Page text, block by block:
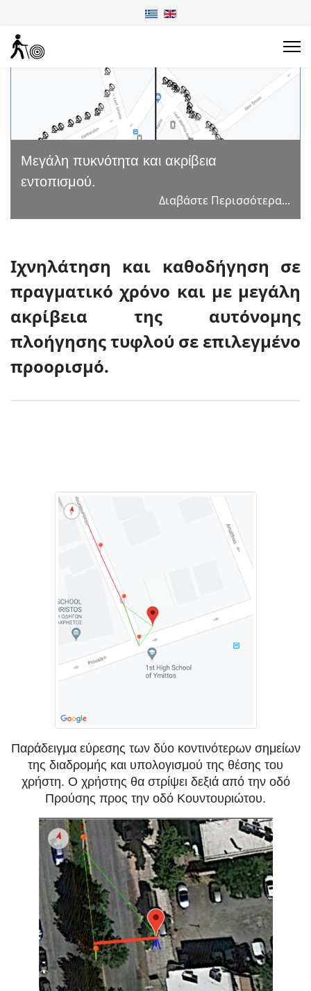
Μεγάλη πυκνότητα και ακρίβεια
εντοπισμού.
Διαβάστε Περισσότερα...
Ιχνηλάτηση και καθοδήγηση σε
πραγματικό χρόνο και με μεγάλη
ακρίβεια της αυτόνομης
πλοήγησης τυφλού σε επιλεγμένο
προορισμό.
Παράδειγμα εύρεσης των δύο κοντινότερων σημείων
της διαδρομής και υπολογισμού της θέσης του
χρήστη. Ο χρήστης θα στρίψει δεξιά από την οδό
Προύσης προς την οδό Κουντουριώτου.